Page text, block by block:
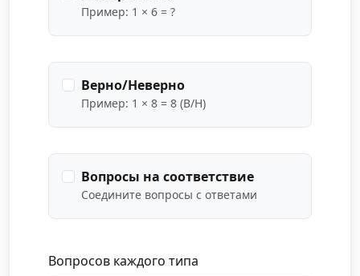
Пример: 1 × 6 = ?
Верно/Неверно
Пример: 1 × 8 = 8 (В/Н)
Вопросы на соответствие
Соедините вопросы с ответами
Вопросов каждого типа